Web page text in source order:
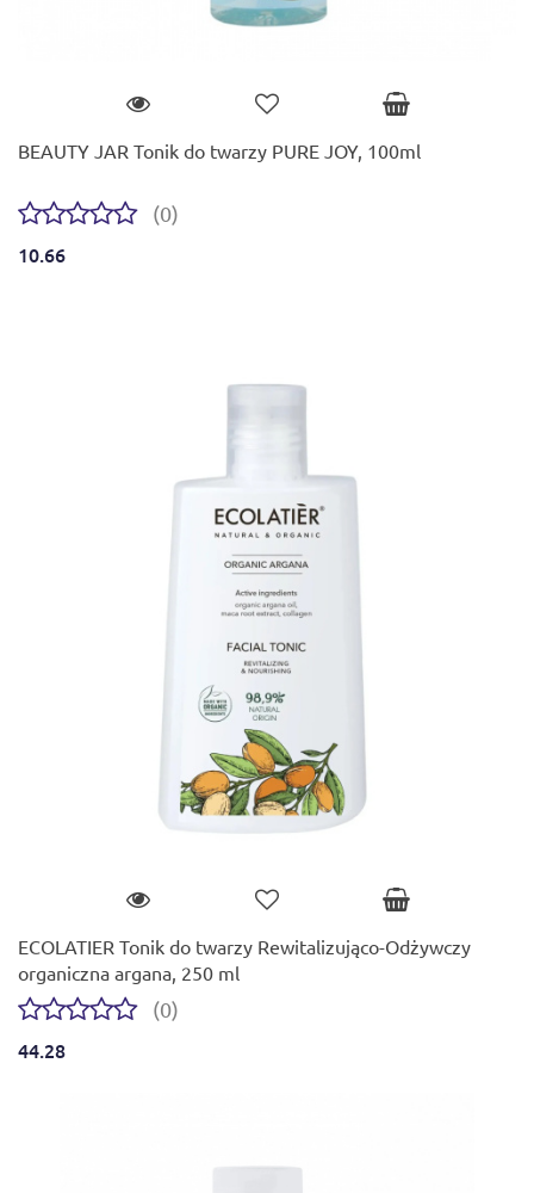
BEAUTY JAR Tonik do twarzy PURE JOY, 100ml
(0)
10.66
ECOLATIER Tonik do twarzy Rewitalizująco-Odżywczy
organiczna argana, 250 ml
(0)
44.28